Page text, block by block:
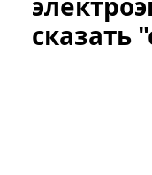
сказать